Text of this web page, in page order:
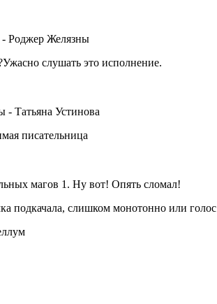
- Роджер Желязны
слушать это исполнение.
- Татьяна Устинова
писательница
магов 1. Ну вот! Опять сломал!
подкачала, слишком монотонно или